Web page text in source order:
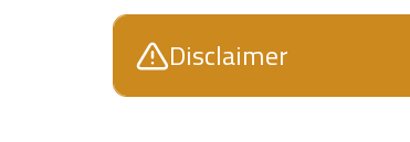
Disclaimer